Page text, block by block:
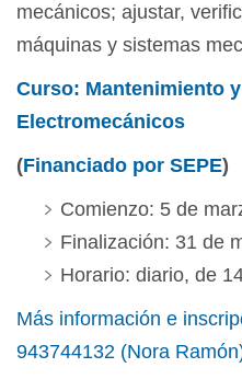
mecánicos; ajustar,
máquinas y sistemas
Curso: Mantenimiento
Electromecánicos
(Financiado por SEPE)
Comienzo: 5 de
Finalización: 31 de
Horario: diario, de
Más información e
943744132 (Nora